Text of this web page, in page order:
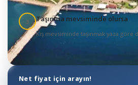
3 Taşınma mevsiminde olursa
Kış mevsiminde taşınmak yaza
Net fiyat için arayın!